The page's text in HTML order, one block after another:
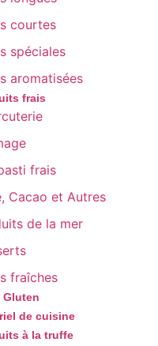
courtes
spéciales
aromatisées
frais
frais
Cacao et Autres
de la mer
fraîches
Gluten
de cuisine
à la truffe